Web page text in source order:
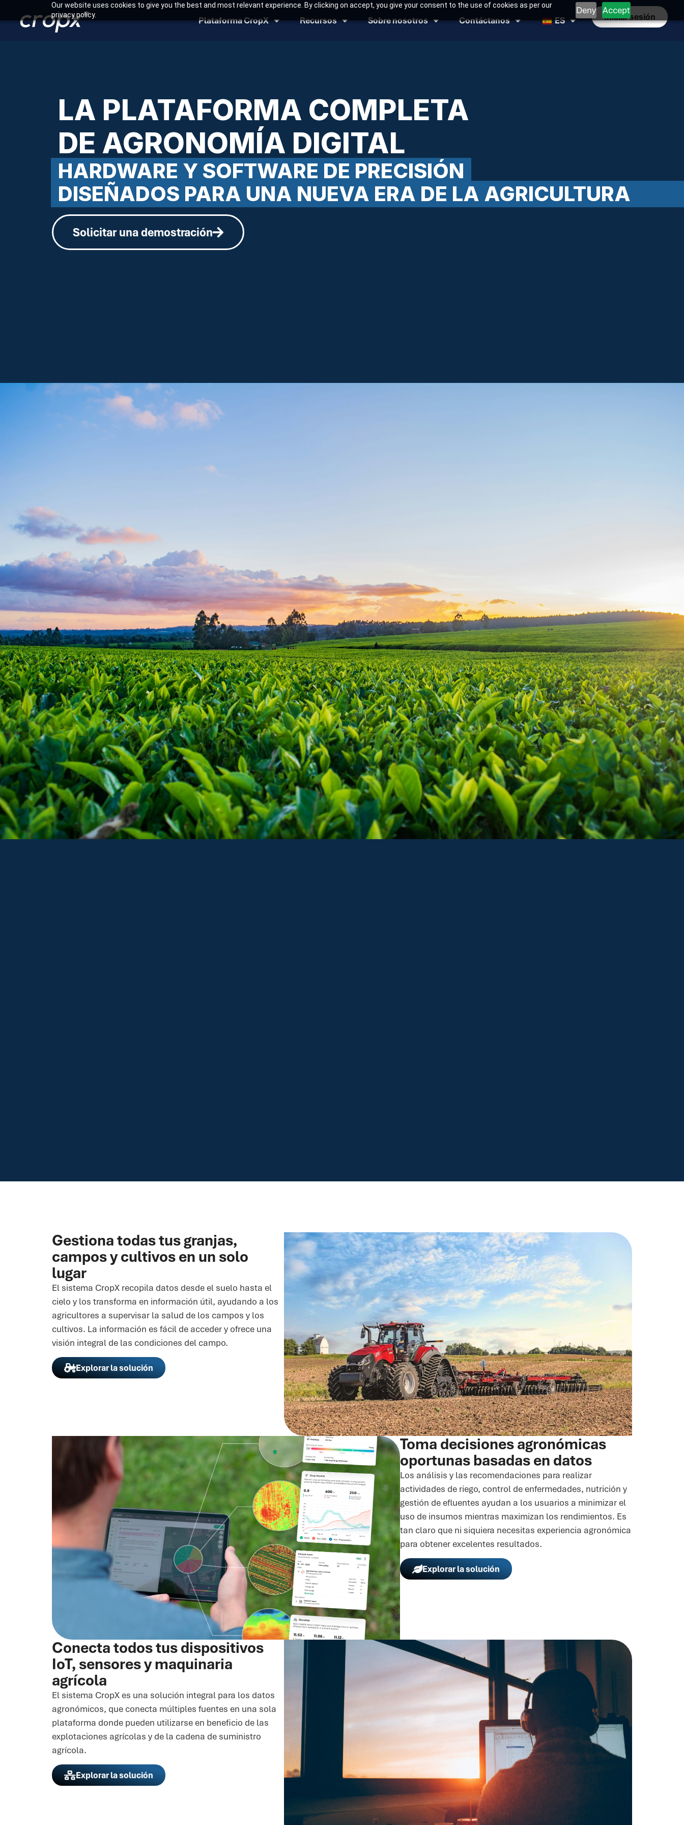
Our website uses cookies to give you the best and most relevant experience. By clicking on accept, you give your consent to the use of cookies as per our
privacy policy.
Deny Accept
Plataforma CropX
Recursos Sobre nosotros Contáctanos ES Iniciar sesión
LA PLATAFORMA COMPLETA
DE AGRONOMÍA DIGITAL
HARDWARE Y SOFTWARE DE PRECISIÓN
DISEÑADOS PARA UNA NUEVA ERA DE LA AGRICULTURA
Solicitar una demostración
Gestiona todas tus granjas,
campos y cultivos en un solo
lugar
El sistema CropX recopila datos desde el suelo hasta el
cielo y los transforma en información útil, ayudando a los
agricultores a supervisar la salud de los campos y los
cultivos. La información es fácil de acceder y ofrece una
visión integral de las condiciones del campo.
Explorar la solución
Toma decisiones agronómicas
oportunas basadas en datos
Los análisis y las recomendaciones para realizar
actividades de riego, control de enfermedades, nutrición y
gestión de efluentes ayudan a los usuarios a minimizar el
uso de insumos mientras maximizan los rendimientos. Es
tan claro que ni siquiera necesitas experiencia agronómica
para obtener excelentes resultados.
Explorar la solución
Conecta todos tus dispositivos
IoT, sensores y maquinaria
agrícola
El sistema CropX es una solución integral para los datos
agronómicos, que conecta múltiples fuentes en una sola
plataforma donde pueden utilizarse en beneficio de las
explotaciones agrícolas y de la cadena de suministro
agrícola.
Explorar la solución